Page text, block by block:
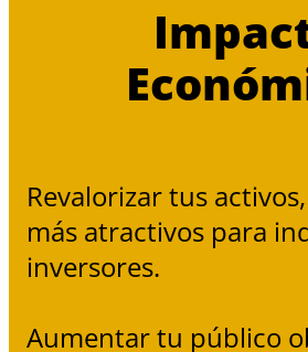
Revalorizar tus
más atractivos para
inversores.
Aumentar tu público